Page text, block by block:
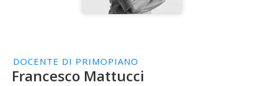
DOCENTE DI PRIMOPIANO
Francesco Mattucci